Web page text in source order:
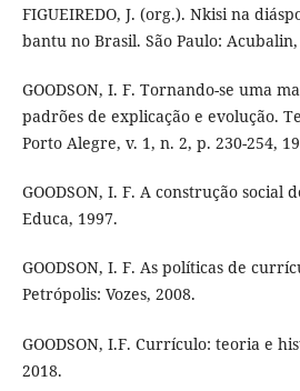
FIGUEIREDO, J. (org.). Nkisi na
bantu no Brasil. São Paulo: Acubalin,
GOODSON, I. F. Tornando-se uma
padrões de explicação e evolução.
Porto Alegre, v. 1, n. 2, p. 230-254,
GOODSON, I. F. A construção social
Educa, 1997.
GOODSON, I. F. As políticas de
Petrópolis: Vozes, 2008.
GOODSON, I.F. Currículo: teoria e
2018.